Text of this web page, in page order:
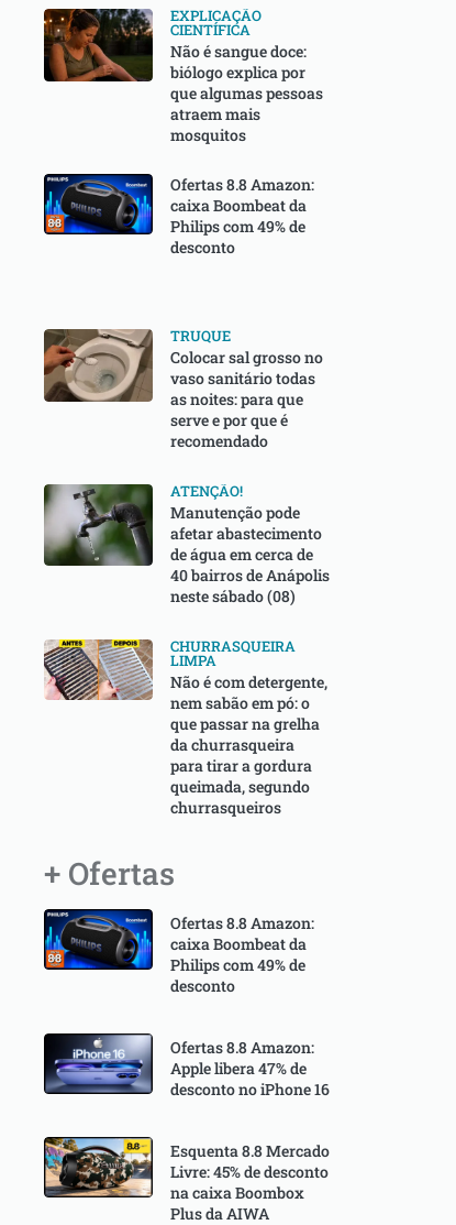
EXPLICAÇÃO
CIENTÍFICA
Não é sangue doce:
biólogo explica por
que algumas pessoas
atraem mais
mosquitos
Ofertas 8.8 Amazon:
caixa Boombeat da
Philips com 49% de
desconto
TRUQUE
⁠Colocar sal grosso no
vaso sanitário todas
as noites: para que
serve e por que é
recomendado
ATENÇÃO!
Manutenção pode
afetar abastecimento
de água em cerca de
40 bairros de Anápolis
neste sábado (08)
CHURRASQUEIRA
LIMPA
Não é com detergente,
nem sabão em pó: o
que passar na grelha
da churrasqueira
para tirar a gordura
queimada, segundo
churrasqueiros
+ Ofertas
Ofertas 8.8 Amazon:
caixa Boombeat da
Philips com 49% de
desconto
Ofertas 8.8 Amazon:
Apple libera 47% de
desconto no iPhone 16
Esquenta 8.8 Mercado
Livre: 45% de desconto
na caixa Boombox
Plus da AIWA